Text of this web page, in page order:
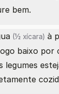
bem.
(½ xícara) à
baixo por
legumes